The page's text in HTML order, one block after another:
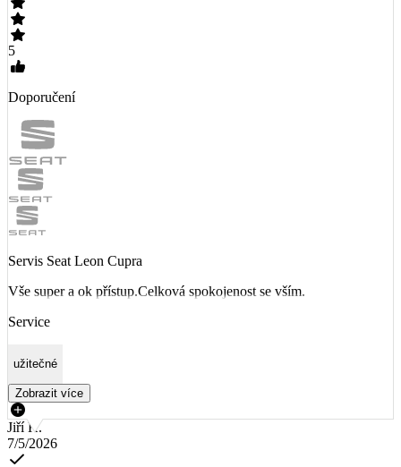
5
Doporučení
Servis Seat Leon Cupra
Vše super a ok přístup.Celková spokojenost se vším.
Service
užitečné
Zobrazit více
Jiří K.
7/5/2026